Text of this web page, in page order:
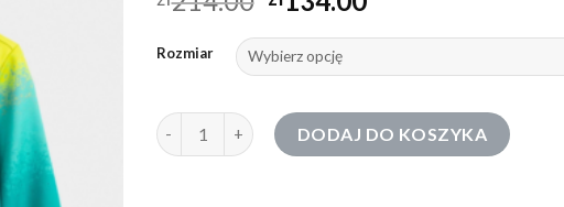
Rozmiar
ilość bluzy chłopięceDODAJ DO KOSZYKA